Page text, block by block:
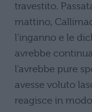
travestito.
mattino,
l’inganno e le
avrebbe
l’avrebbe pure
avesse voluto
reagisce in